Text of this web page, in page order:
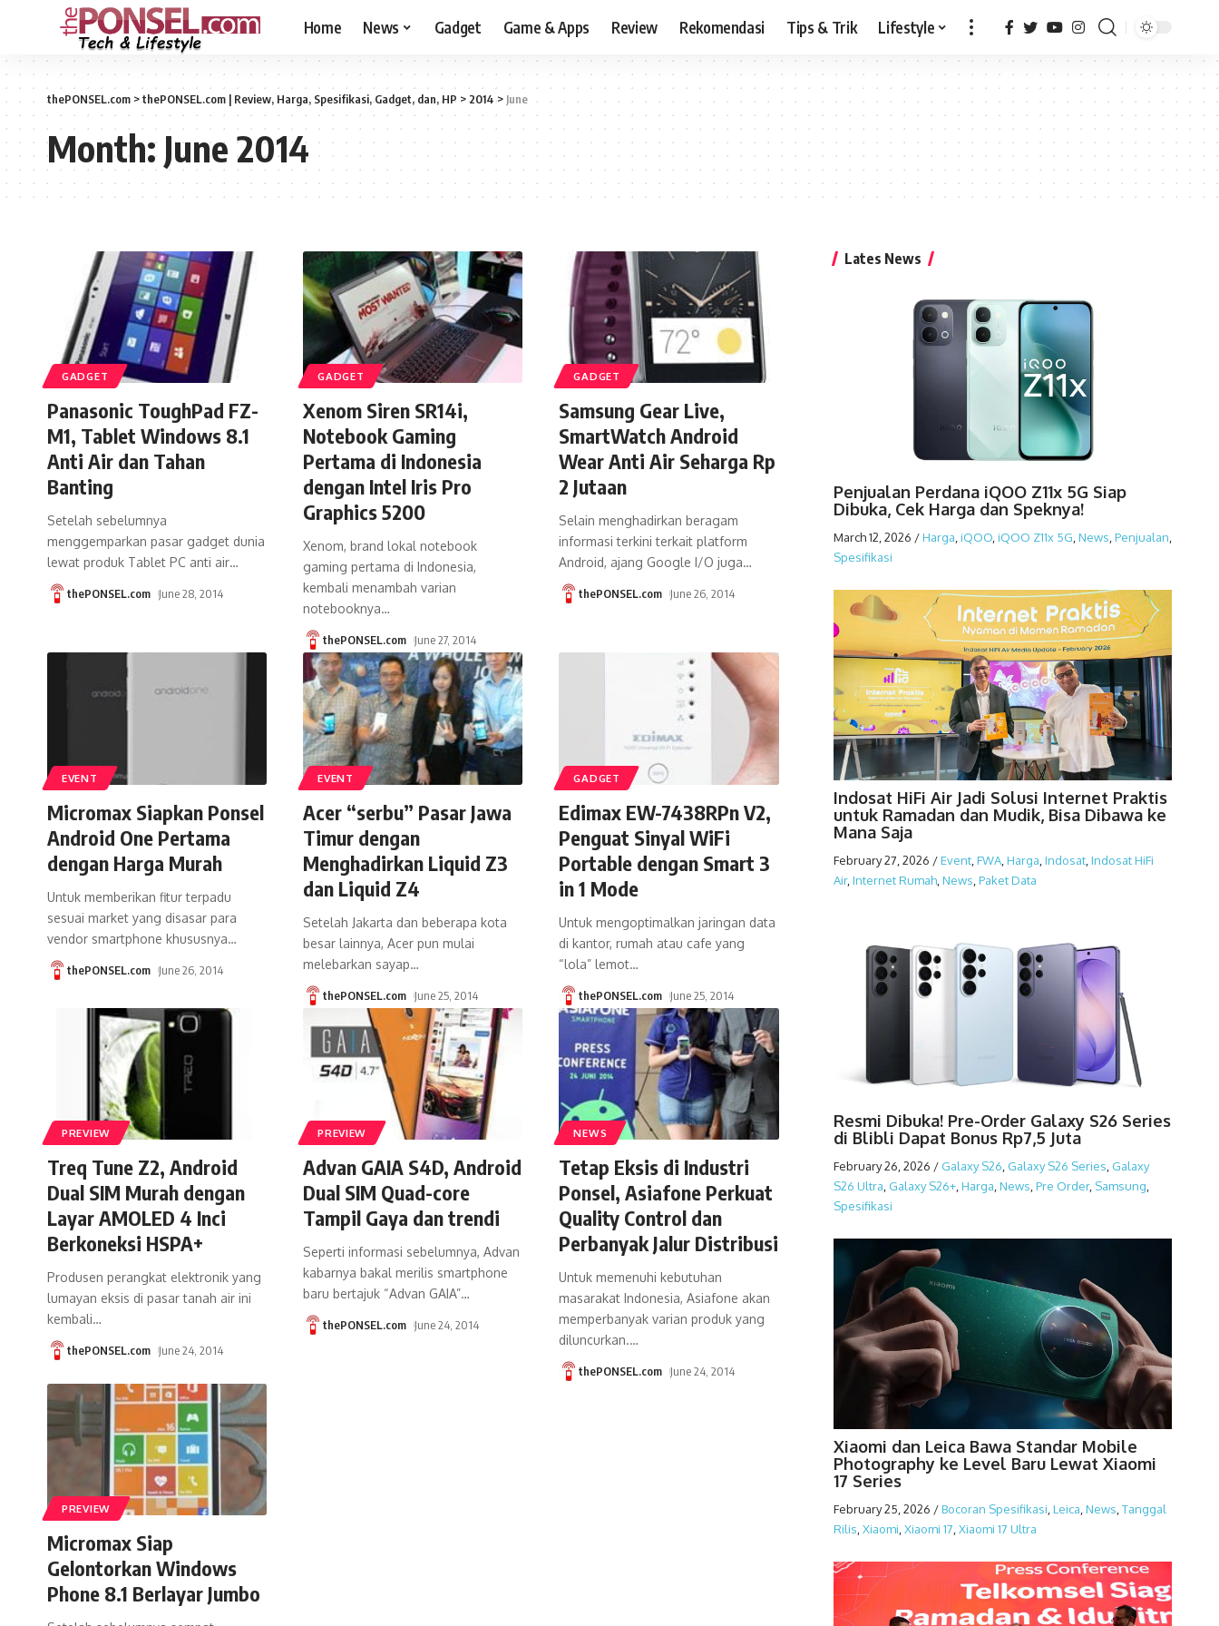
Home News Gadget Game & Apps Review Rekomendasi Tips & Trik Lifestyle
thePONSEL.com >thePONSEL.com | Review, Harga, Spesifikasi, Gadget, dan, HP >2014> June
Month:June 2014
GADGET
Panasonic ToughPad FZ-
M1, Tablet Windows 8.1
Anti Air dan Tahan
Banting
Setelah sebelumnya
menggemparkan pasar gadget dunia
lewat produk Tablet PC anti air…
thePONSEL.com June 28, 2014
GADGET
Xenom Siren SR14i,
Notebook Gaming
Pertama di Indonesia
dengan Intel Iris Pro
Graphics 5200
Xenom, brand lokal notebook
gaming pertama di Indonesia,
kembali menambah varian
notebooknya…
thePONSEL.com June 27, 2014
GADGET
Samsung Gear Live,
SmartWatch Android
Wear Anti Air Seharga Rp
2 Jutaan
Selain menghadirkan beragam
informasi terkini terkait platform
Android, ajang Google I/O juga…
thePONSEL.com June 26, 2014
EVENT
Micromax Siapkan Ponsel
Android One Pertama
dengan Harga Murah
Untuk memberikan fitur terpadu
sesuai market yang disasar para
vendor smartphone khususnya…
thePONSEL.com June 26, 2014
EVENT
Acer “serbu” Pasar Jawa
Timur dengan
Menghadirkan Liquid Z3
dan Liquid Z4
Setelah Jakarta dan beberapa kota
besar lainnya, Acer pun mulai
melebarkan sayap…
thePONSEL.com June 25, 2014
GADGET
Edimax EW-7438RPn V2,
Penguat Sinyal WiFi
Portable dengan Smart 3
in 1 Mode
Untuk mengoptimalkan jaringan data
di kantor, rumah atau cafe yang
“lola” lemot…
thePONSEL.com June 25, 2014
PREVIEW
Treq Tune Z2, Android
Dual SIM Murah dengan
Layar AMOLED 4 Inci
Berkoneksi HSPA+
Produsen perangkat elektronik yang
lumayan eksis di pasar tanah air ini
kembali…
thePONSEL.com June 24, 2014
PREVIEW
Advan GAIA S4D, Android
Dual SIM Quad-core
Tampil Gaya dan trendi
Seperti informasi sebelumnya, Advan
kabarnya bakal merilis smartphone
baru bertajuk “Advan GAIA”…
thePONSEL.com June 24, 2014
NEWS
Tetap Eksis di Industri
Ponsel, Asiafone Perkuat
Quality Control dan
Perbanyak Jalur Distribusi
Untuk memenuhi kebutuhan
masarakat Indonesia, Asiafone akan
memperbanyak varian produk yang
diluncurkan.…
thePONSEL.com June 24, 2014
PREVIEW
Micromax Siap
Gelontorkan Windows
Phone 8.1 Berlayar Jumbo
Lates News
Penjualan Perdana iQOO Z11x 5G Siap
Dibuka, Cek Harga dan Speknya!
March 12, 2026 /Harga iQOO, iQOO Z11x 5G News Penjualan
Spesifikasi
Indosat HiFi Air Jadi Solusi Internet Praktis
untuk Ramadan dan Mudik, Bisa Dibawa ke
Mana Saja
February 27, 2026 /Event, FWA, Harga Indosat, Indosat HiFi
Air, Internet Rumah, News Paket Data
Resmi Dibuka! Pre-Order Galaxy S26 Series
di Blibli Dapat Bonus Rp7,5 Juta
February 26, 2026 / Galaxy S26 Galaxy S26 Series Galaxy
S26 Ultra Galaxy S26+, Harga News Pre Order, Samsung
Spesifikasi
Xiaomi dan Leica Bawa Standar Mobile
Photography ke Level Baru Lewat Xiaomi
17 Series
February 25, 2026 /Bocoran Spesifikasi Leica News Tanggal
Rilis Xiaomi Xiaomi 17 Xiaomi 17 Ultra